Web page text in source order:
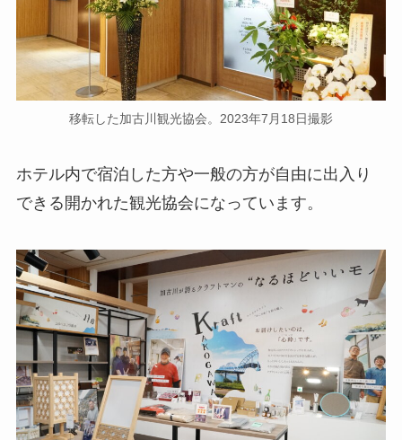
移転した加古川観光協会。2023年7月18日撮影
ホテル内で宿泊した方や一般の方が自由に出入り
できる開かれた観光協会になっています。